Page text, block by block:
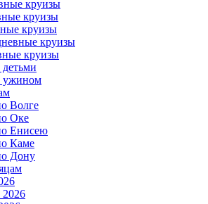
круизы
круизы
круизы
круизы
круизы
ужином
Волге
Оке
Енисею
Каме
Дону
2026